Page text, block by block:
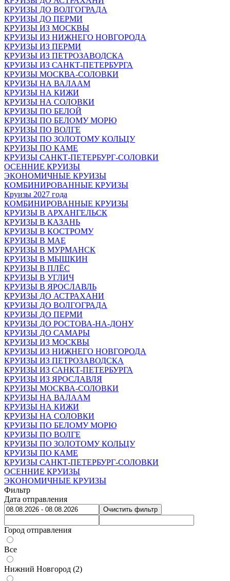
КРУИЗЫ ДО ВОЛГОГРАДА
КРУИЗЫ ДО ПЕРМИ
КРУИЗЫ ИЗ МОСКВЫ
КРУИЗЫ ИЗ НИЖНЕГО НОВГОРОДА
КРУИЗЫ ИЗ ПЕРМИ
КРУИЗЫ ИЗ ПЕТРОЗАВОДСКА
КРУИЗЫ ИЗ САНКТ-ПЕТЕРБУРГА
КРУИЗЫ МОСКВА-СОЛОВКИ
КРУИЗЫ НА ВАЛААМ
КРУИЗЫ НА КИЖИ
КРУИЗЫ НА СОЛОВКИ
КРУИЗЫ ПО БЕЛОЙ
КРУИЗЫ ПО БЕЛОМУ МОРЮ
КРУИЗЫ ПО ВОЛГЕ
КРУИЗЫ ПО ЗОЛОТОМУ КОЛЬЦУ
КРУИЗЫ ПО КАМЕ
КРУИЗЫ САНКТ-ПЕТЕРБУРГ-СОЛОВКИ
ОСЕННИЕ КРУИЗЫ
ЭКОНОМИЧНЫЕ КРУИЗЫ
КОМБИНИРОВАННЫЕ КРУИЗЫ
Круизы 2027 года
КОМБИНИРОВАННЫЕ КРУИЗЫ
КРУИЗЫ В АРХАНГЕЛЬСК
КРУИЗЫ В КАЗАНЬ
КРУИЗЫ В КОСТРОМУ
КРУИЗЫ В МАЕ
КРУИЗЫ В МУРМАНСК
КРУИЗЫ В МЫШКИН
КРУИЗЫ В ПЛЁС
КРУИЗЫ В УГЛИЧ
КРУИЗЫ В ЯРОСЛАВЛЬ
КРУИЗЫ ДО АСТРАХАНИ
КРУИЗЫ ДО ВОЛГОГРАДА
КРУИЗЫ ДО ПЕРМИ
КРУИЗЫ ДО РОСТОВА-НА-ДОНУ
КРУИЗЫ ДО САМАРЫ
КРУИЗЫ ИЗ МОСКВЫ
КРУИЗЫ ИЗ НИЖНЕГО НОВГОРОДА
КРУИЗЫ ИЗ ПЕТРОЗАВОДСКА
КРУИЗЫ ИЗ САНКТ-ПЕТЕРБУРГА
КРУИЗЫ ИЗ ЯРОСЛАВЛЯ
КРУИЗЫ МОСКВА-СОЛОВКИ
КРУИЗЫ НА ВАЛААМ
КРУИЗЫ НА КИЖИ
КРУИЗЫ НА СОЛОВКИ
КРУИЗЫ ПО БЕЛОМУ МОРЮ
КРУИЗЫ ПО ВОЛГЕ
КРУИЗЫ ПО ЗОЛОТОМУ КОЛЬЦУ
КРУИЗЫ ПО КАМЕ
КРУИЗЫ САНКТ-ПЕТЕРБУРГ-СОЛОВКИ
ОСЕННИЕ КРУИЗЫ
ЭКОНОМИЧНЫЕ КРУИЗЫ
Фильтр
Дата отправления
Очистить фильтр
Город отправления
Все
Нижний Новгород (2)